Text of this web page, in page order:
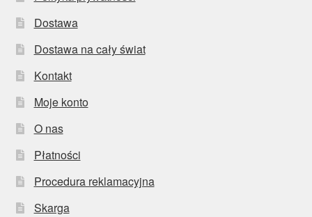
Dostawa
Dostawa na cały świat
Kontakt
Moje konto
O nas
Płatności
Procedura reklamacyjna
Skarga